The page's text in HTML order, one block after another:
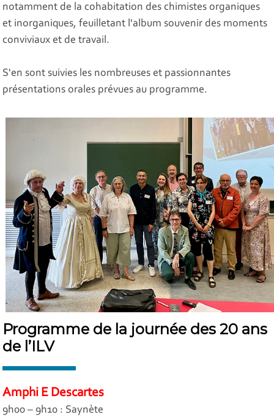
notamment de la cohabitation des chimistes organiques
et inorganiques, feuilletant l'album souvenir des moments
conviviaux et de travail.
S'en sont suivies les nombreuses et passionnantes
présentations orales prévues au programme.
Programme de la journée des 20 ans
de l’ILV
Amphi E Descartes
9h00 – 9h10 : Saynète